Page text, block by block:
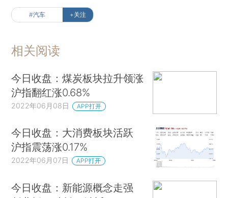
#汽车 +关注
相关阅读
今日收盘：煤炭板块拉升领涨
沪指翻红涨0.68%
2022年06月08日 APP打开
今日收盘：大消费板块活跃
沪指震荡涨0.17%
2022年06月07日 APP打开
今日收盘：新能源概念走强